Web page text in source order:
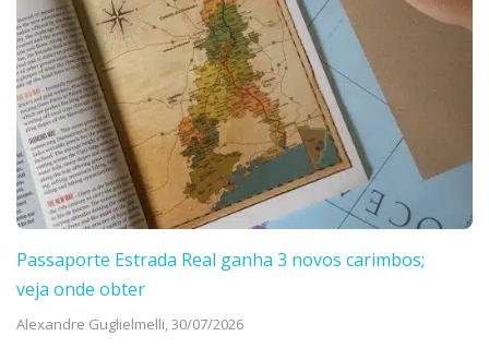
Passaporte Estrada Real ganha 3 novos carimbos;
veja onde obter
Alexandre Guglielmelli,30/07/2026